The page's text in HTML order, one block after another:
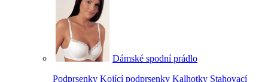
Dámské spodní prádlo
Podprsenky Kojící podprsenky Kalhotky Stahovací